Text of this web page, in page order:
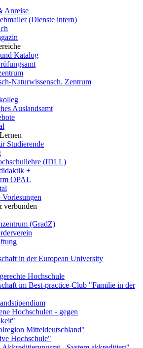
Anreise
(Dienste intern)
Katalog
Naturwissensch. Zentrum
Auslandsamt
Studierende
(IDLL)
+
OPAL
verbunden
(GradZ)